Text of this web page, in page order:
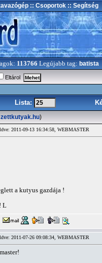
:: Csoportok :: Segítség
113766 Legújabb tag: batista
Eltárol
Lista:
)
2011-09-13 16:34:58, WEBMASTER
a kutyus gazdája !
L
2011-07-26 09:08:34, WEBMASTER